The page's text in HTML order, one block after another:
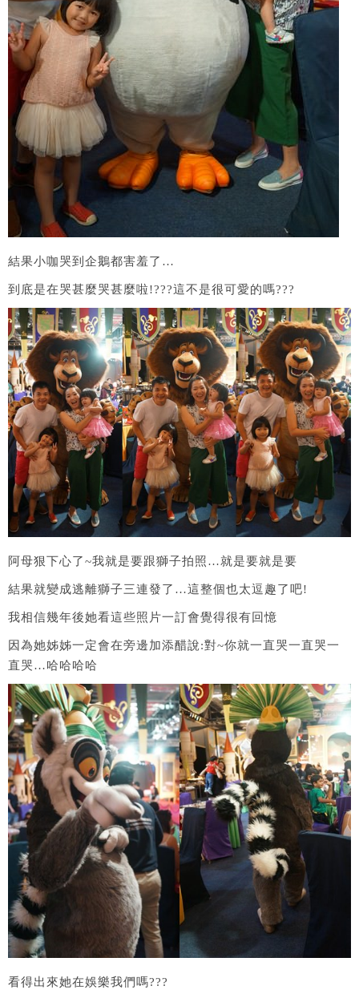
結果小咖哭到企鵝都害羞了…
到底是在哭甚麼哭甚麼啦!???這不是很可愛的嗎???
阿母狠下心了~我就是要跟獅子拍照…就是要就是要
結果就變成逃離獅子三連發了…這整個也太逗趣了吧!
我相信幾年後她看這些照片一訂會覺得很有回憶
因為她姊姊一定會在旁邊加添醋說:對~你就一直哭一直哭一
直哭…哈哈哈哈
看得出來她在娛樂我們嗎???